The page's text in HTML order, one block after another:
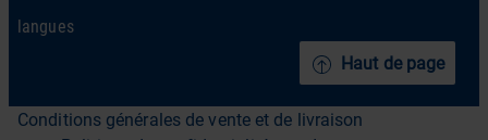
Haut de page
langues
Conditions générales de vente et de livraison